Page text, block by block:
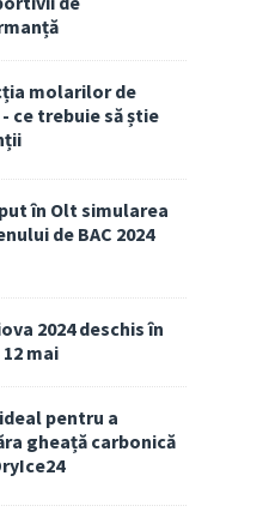
molarilor de
ce trebuie să știe
în Olt simularea
de BAC 2024
2024 deschis în
mai
pentru a
gheață carbonică